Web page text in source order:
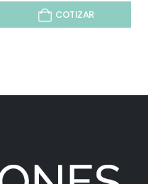
COTIZAR